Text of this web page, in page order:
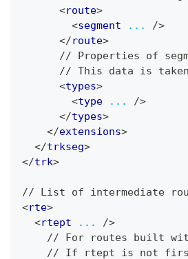
<route>
<segment ...
/>
</route>
// Properties of
// This data is
<types>
<type ...
/>
</types>
</extensions>
</trkseg>
</trk>
// List of intermediate
<rte>
<rtept ...
/>
// For routes built
// If rtept is not